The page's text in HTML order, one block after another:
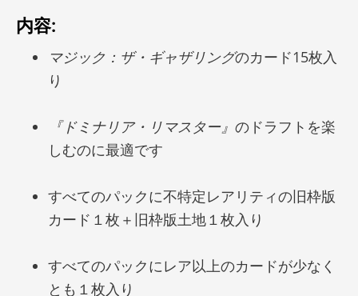
内容:
マジック：ザ・ギャザリングのカード15枚入
り
『ドミナリア・リマスター』 のドラフトを楽
しむのに最適です
すべてのパックに不特定レアリティの旧枠版
カード１枚＋旧枠版土地１枚入り
すべてのパックにレア以上のカードが少なく
とも１枚入り